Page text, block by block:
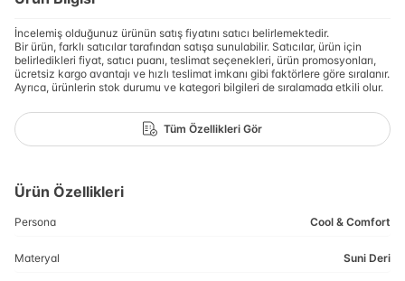
İncelemiş olduğunuz ürünün satış fiyatını satıcı belirlemektedir.
Bir ürün, farklı satıcılar tarafından satışa sunulabilir. Satıcılar, ürün için
belirledikleri fiyat, satıcı puanı, teslimat seçenekleri, ürün promosyonları,
ücretsiz kargo avantajı ve hızlı teslimat imkanı gibi faktörlere göre sıralanır.
Ayrıca, ürünlerin stok durumu ve kategori bilgileri de sıralamada etkili olur.
Tüm Özellikleri Gör
Ürün Özellikleri
Persona Cool & Comfort
Materyal Suni Deri